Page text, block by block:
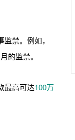
禁。例如，
的监禁。
最高可达100万